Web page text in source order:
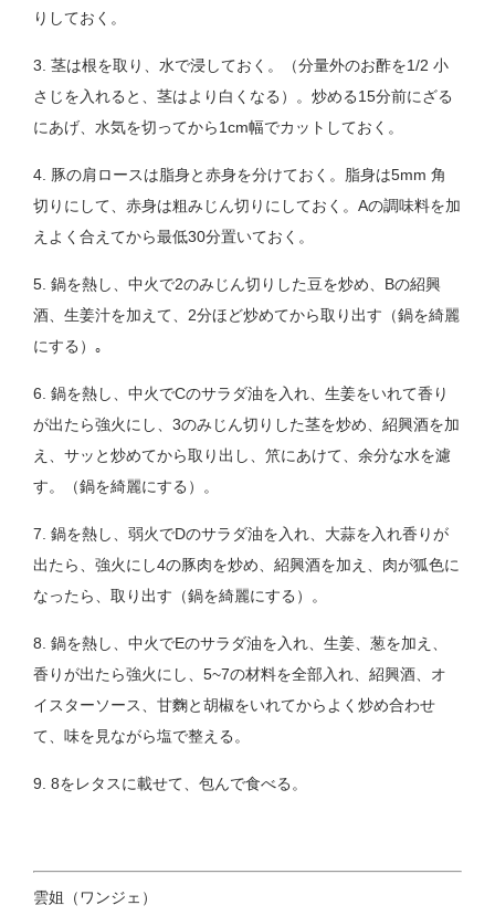
りしておく。
3. 茎は根を取り、水で浸しておく。（分量外のお酢を1/2 小
さじを入れると、茎はより白くなる）。炒める15分前にざる
にあげ、水気を切ってから1cm幅でカットしておく。
4. 豚の肩ロースは脂身と赤身を分けておく。脂身は5mm 角
切りにして、赤身は粗みじん切りにしておく。Aの調味料を加
えよく合えてから最低30分置いておく。
5. 鍋を熱し、中火で2のみじん切りした豆を炒め、Bの紹興
酒、生姜汁を加えて、2分ほど炒めてから取り出す（鍋を綺麗
にする）｡
6. 鍋を熱し、中火でCのサラダ油を入れ、生姜をいれて香り
が出たら強火にし、3のみじん切りした茎を炒め、紹興酒を加
え、サッと炒めてから取り出し、笊にあけて、余分な水を濾
す。（鍋を綺麗にする）。
7. 鍋を熱し、弱火でDのサラダ油を入れ、大蒜を入れ香りが
出たら、強火にし4の豚肉を炒め、紹興酒を加え、肉が狐色に
なったら、取り出す（鍋を綺麗にする）。
8. 鍋を熱し、中火でEのサラダ油を入れ、生姜、葱を加え、
香りが出たら強火にし、5~7の材料を全部入れ、紹興酒、オ
イスターソース、甘麴と胡椒をいれてからよく炒め合わせ
て、味を見ながら塩で整える。
9. 8をレタスに載せて、包んで食べる。
雲姐（ワンジェ）